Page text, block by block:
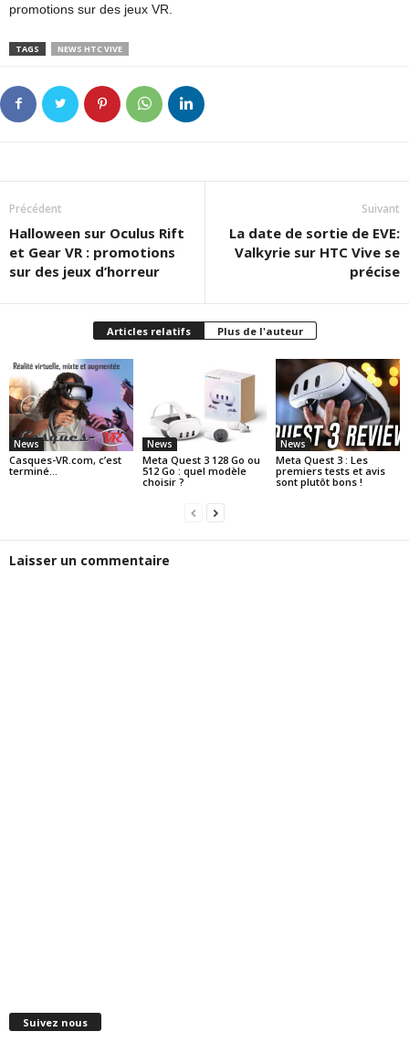
promotions sur des jeux VR.
TAGS NEWS HTC VIVE
Précédent
Halloween sur Oculus Rift
et Gear VR : promotions
sur des jeux d’horreur
Suivant
La date de sortie de EVE:
Valkyrie sur HTC Vive se
précise
Articles relatifs Plus de l'auteur
News
Casques-VR.com, c’est
terminé…
News
Meta Quest 3 128 Go ou
512 Go : quel modèle
choisir ?
News
Meta Quest 3 : Les
premiers tests et avis
sont plutôt bons !
Laisser un commentaire
Suivez nous